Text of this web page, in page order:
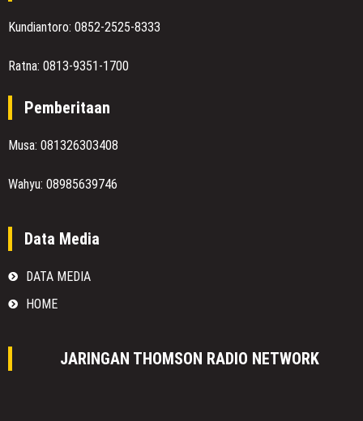
Kundiantoro: 0852-2525-8333
Ratna: 0813-9351-1700
Pemberitaan
Musa: 081326303408
Wahyu: 08985639746
Data Media
DATA MEDIA
HOME
JARINGAN THOMSON RADIO NETWORK